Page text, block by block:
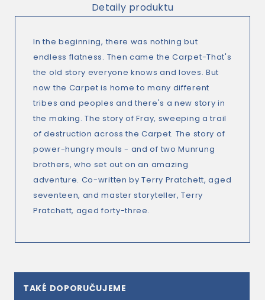
Detaily produktu
In the beginning, there was nothing but
endless flatness. Then came the Carpet-That's
the old story everyone knows and loves. But
now the Carpet is home to many different
tribes and peoples and there's a new story in
the making. The story of Fray, sweeping a trail
of destruction across the Carpet. The story of
power-hungry mouls - and of two Munrung
brothers, who set out on an amazing
adventure. Co-written by Terry Pratchett, aged
seventeen, and master storyteller, Terry
Pratchett, aged forty-three.
TAKÉ DOPORUČUJEME